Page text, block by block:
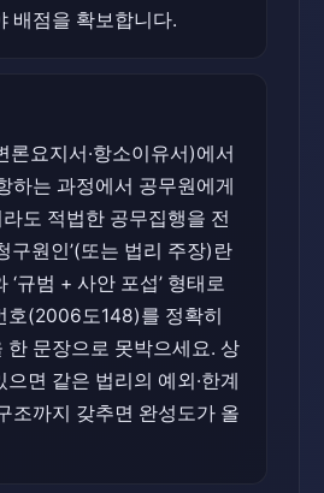
배점을 확보합니다.
론요지서·항소이유서)에서
하는 과정에서 공무원에게
도 적법한 공무집행을 전
구원인’(또는 법리 주장)란
‘규범 + 사안 포섭’ 형태로
호(2006도148)를 정확히
한 문장으로 못박으세요. 상
면 같은 법리의 예외·한계
조까지 갖추면 완성도가 올